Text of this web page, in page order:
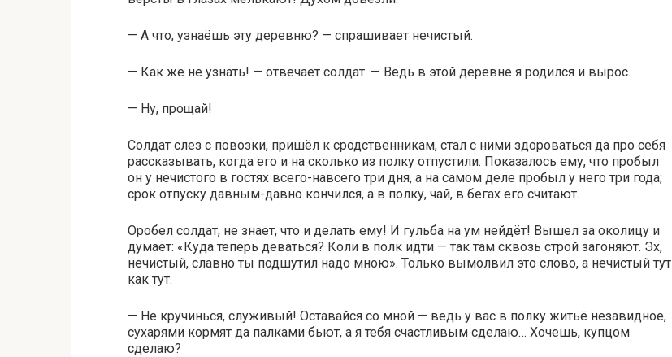
— А что, узнаёшь эту деревню? — спрашивает нечистый.
— Как же не узнать! — отвечает солдат. — Ведь в этой деревне я родился и вырос.
— Ну, прощай!
Солдат слез с повозки, пришёл к сродственникам, стал с ними здороваться да про себя
рассказывать, когда его и на сколько из полку отпустили. Показалось ему, что пробыл
он у нечистого в гостях всего-навсего три дня, а на самом деле пробыл у него три года;
срок отпуску давным-давно кончился, а в полку, чай, в бегах его считают.
Оробел солдат, не знает, что и делать ему! И гульба на ум нейдёт! Вышел за околицу и
думает: «Куда теперь деваться? Коли в полк идти — так там сквозь строй загоняют. Эх,
нечистый, славно ты подшутил надо мною». Только вымолвил это слово, а нечистый тут
как тут.
— Не кручинься, служивый! Оставайся со мной — ведь у вас в полку житьё незавидное,
сухарями кормят да палками бьют, а я тебя счастливым сделаю… Хочешь, купцом
сделаю?